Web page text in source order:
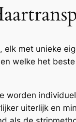
met unieke
welke het
worden
uiterlijk en